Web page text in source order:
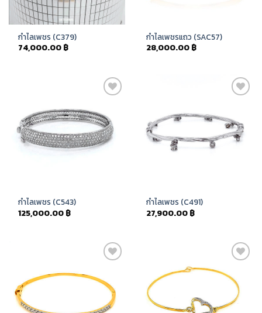
กำไลเพชร (C379)
74,000.00 ฿
กำไลเพชรแถว (SAC57)
28,000.00 ฿
Wishlist
กำไลเพชร (C543)
125,000.00 ฿
กำไลเพชร (C491)
27,900.00 ฿
Wishlist Wishlist